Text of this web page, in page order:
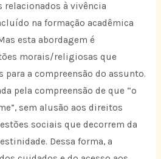
à vivência
na formação acadêmica
esta abordagem é
morais/religiosas que
a compreensão do assunto.
pela compreensão de que “o
sem alusão aos direitos
sociais que decorrem da
Dessa forma, a